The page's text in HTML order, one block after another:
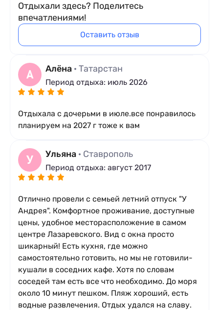
Отдыхали здесь? Поделитесь
впечатлениями!
Оставить отзыв
А Алёна · Татарстан
Период отдыха: июль 2026
Отдыхала с дочерьми в июле.все понравилось
планируем на 2027 г тоже к вам
У Ульяна · Ставрополь
Период отдыха: август 2017
Отлично провели с семьей летний отпуск "У
Андрея". Комфортное проживание, доступные
цены, удобное месторасположение в самом
центре Лазаревского. Вид с окна просто
шикарный! Есть кухня, где можно
самостоятельно готовить, но мы не готовили-
кушали в соседних кафе. Хотя по словам
соседей там есть все что необходимо. До моря
около 10 минут пешком. Пляж хороший, есть
водные развлечения. Отдых удался на славу.